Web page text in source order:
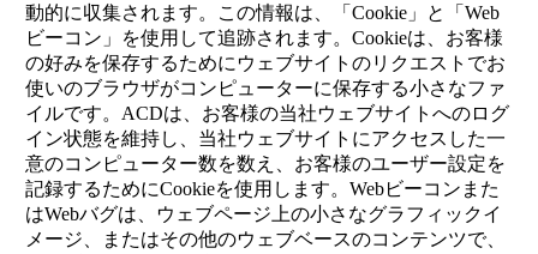
動的に収集されます。この情報は、「Cookie」と「Web
ビーコン」を使用して追跡されます。Cookieは、お客様
の好みを保存するためにウェブサイトのリクエストでお
使いのブラウザがコンピューターに保存する小さなファ
イルです。ACDは、お客様の当社ウェブサイトへのログ
イン状態を維持し、当社ウェブサイトにアクセスした一
意のコンピューター数を数え、お客様のユーザー設定を
記録するためにCookieを使用します。Webビーコンまた
はWebバグは、ウェブページ上の小さなグラフィックイ
メージ、またはその他のウェブベースのコンテンツで、